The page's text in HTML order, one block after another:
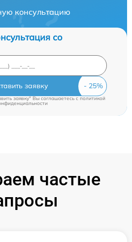
консультацию
со
заявку
заявку" Вы соглашаетесь c политикой
частые